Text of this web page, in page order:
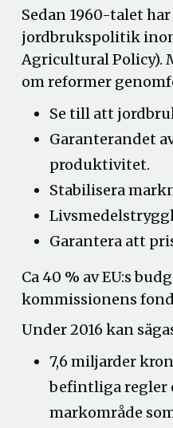
Sedan 1960-talet
jordbrukspolitik
Agricultural Policy).
om reformer
Se till att
Garanterandet
produktivitet.
Stabilisera
Garantera att
Ca 40 % av EU:s
kommissionens
Under 2016 kan
7,6 miljarder
befintliga regler
markområde